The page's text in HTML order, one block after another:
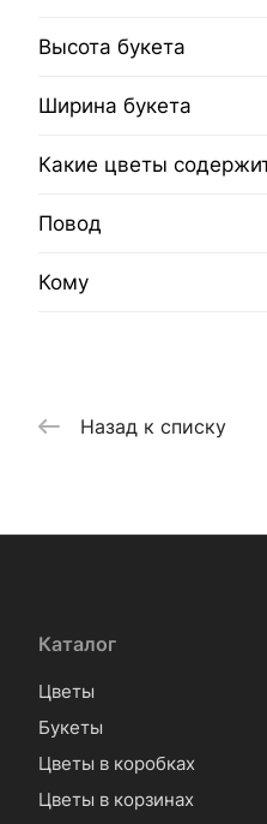
Высота букета
Ширина букета
Какие цветы
Повод
Кому
Назад к списку
Каталог
Цветы
Букеты
Цветы в коробках
Цветы в корзинах